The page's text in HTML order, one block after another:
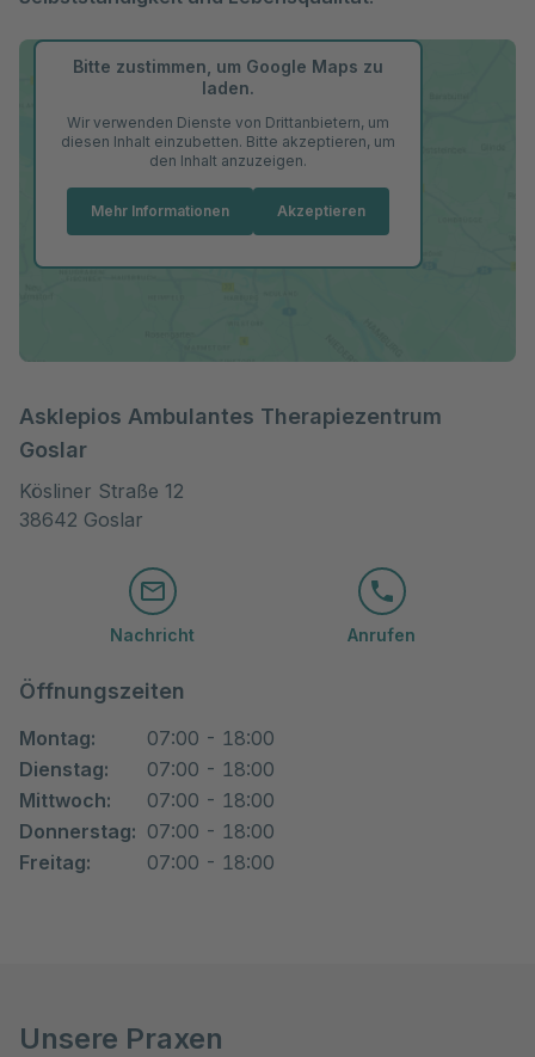
Bitte zustimmen, um Google Maps zu
laden.
Wir verwenden Dienste von Drittanbietern, um
diesen Inhalt einzubetten. Bitte akzeptieren, um
den Inhalt anzuzeigen.
Mehr Informationen Akzeptieren
Asklepios Ambulantes Therapiezentrum
Goslar
Kösliner Straße 12
38642 Goslar
Nachricht Anrufen
Öffnungszeiten
Montag:
07:00 - 18:00
Dienstag:
07:00 - 18:00
Mittwoch:
07:00 - 18:00
Donnerstag: 07:00 - 18:00
Freitag:
07:00 - 18:00
Unsere Praxen